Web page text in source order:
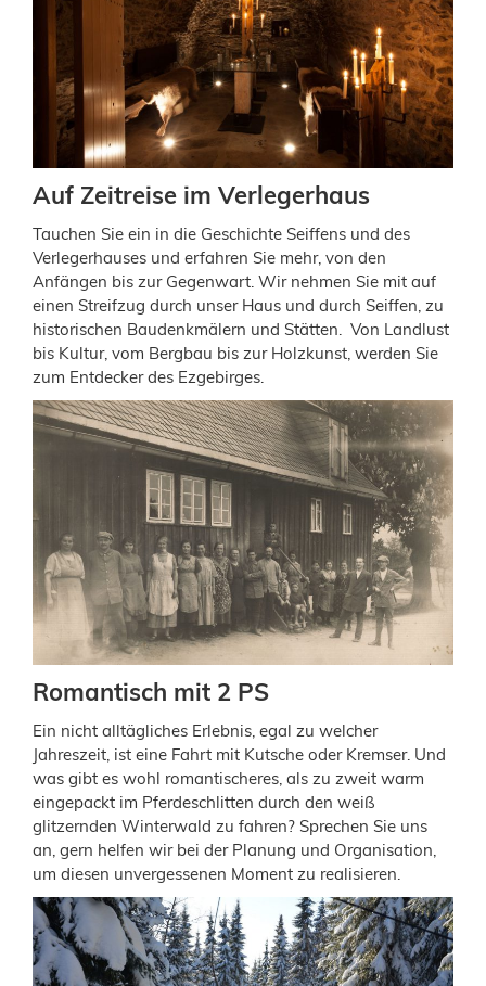
Auf Zeitreise im Verlegerhaus
Tauchen Sie ein in die Geschichte Seiffens und des
Verlegerhauses und erfahren Sie mehr, von den
Anfängen bis zur Gegenwart. Wir nehmen Sie mit auf
einen Streifzug durch unser Haus und durch Seiffen, zu
historischen Baudenkmälern und Stätten. Von Landlust
bis Kultur, vom Bergbau bis zur Holzkunst, werden Sie
zum Entdecker des Ezgebirges.
Romantisch mit 2 PS
Ein nicht alltägliches Erlebnis, egal zu welcher
Jahreszeit, ist eine Fahrt mit Kutsche oder Kremser. Und
was gibt es wohl romantischeres, als zu zweit warm
eingepackt im Pferdeschlitten durch den weiß
glitzernden Winterwald zu fahren? Sprechen Sie uns
an, gern helfen wir bei der Planung und Organisation,
um diesen unvergessenen Moment zu realisieren.